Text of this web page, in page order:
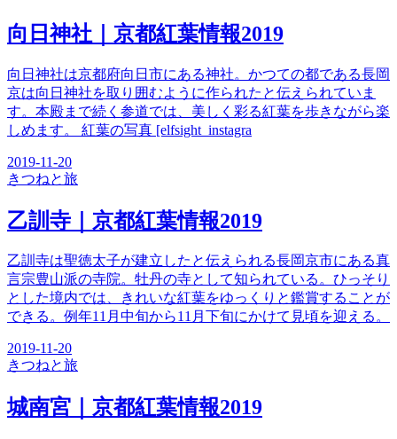
向日神社｜京都紅葉情報2019
向日神社は京都府向日市にある神社。かつての都である長岡
京は向日神社を取り囲むように作られたと伝えられていま
す。本殿まで続く参道では、美しく彩る紅葉を歩きながら楽
しめます。 紅葉の写真 [elfsight_instagra
2019-11-20
きつねと旅
乙訓寺｜京都紅葉情報2019
乙訓寺は聖徳太子が建立したと伝えられる長岡京市にある真
言宗豊山派の寺院。牡丹の寺として知られている。ひっそり
とした境内では、きれいな紅葉をゆっくりと鑑賞することが
できる。例年11月中旬から11月下旬にかけて見頃を迎える。
2019-11-20
きつねと旅
城南宮｜京都紅葉情報2019